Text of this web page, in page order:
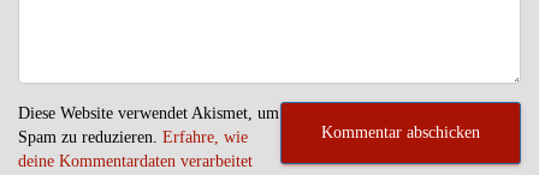
Diese Website verwendet Akismet, um
Spam zu reduzieren. Erfahre, wie
deine Kommentardaten verarbeitet